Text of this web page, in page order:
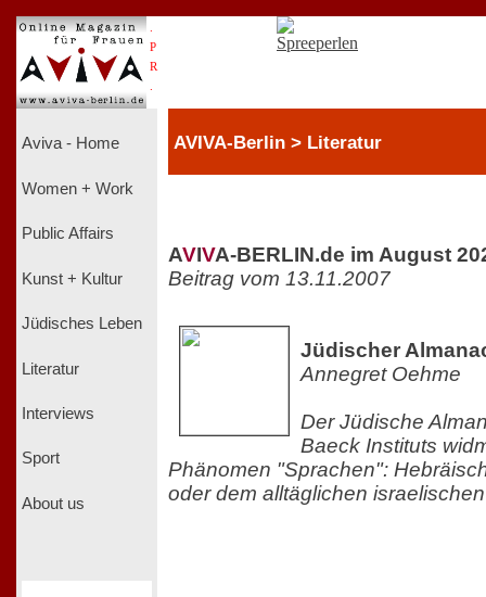
P
R
Aviva - Home
Women + Work
Public Affairs
Kunst + Kultur
Jüdisches Leben
Literatur
Interviews
Sport
About us
AVIVA-Berlin > Literatur
AVIVA-BERLIN.de im August
Beitrag vom 13.11.2007
Jüdischer
Annegret Oehme
Der Jüdische
Baeck Instituts
Phänomen "Sprachen":
oder dem alltäglichen